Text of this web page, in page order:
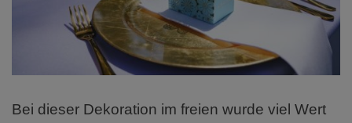
Bei dieser Dekoration im freien wurde viel Wert